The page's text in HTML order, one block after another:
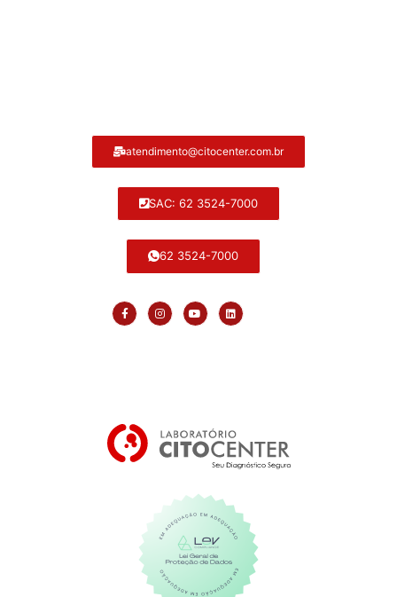
atendimento@citocenter.com.br
SAC: 62 3524-7000
62 3524-7000